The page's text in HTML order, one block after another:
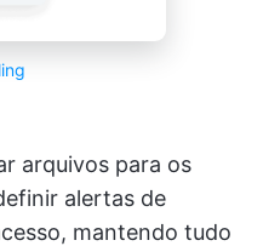
arquivos para os
alertas de
mantendo tudo